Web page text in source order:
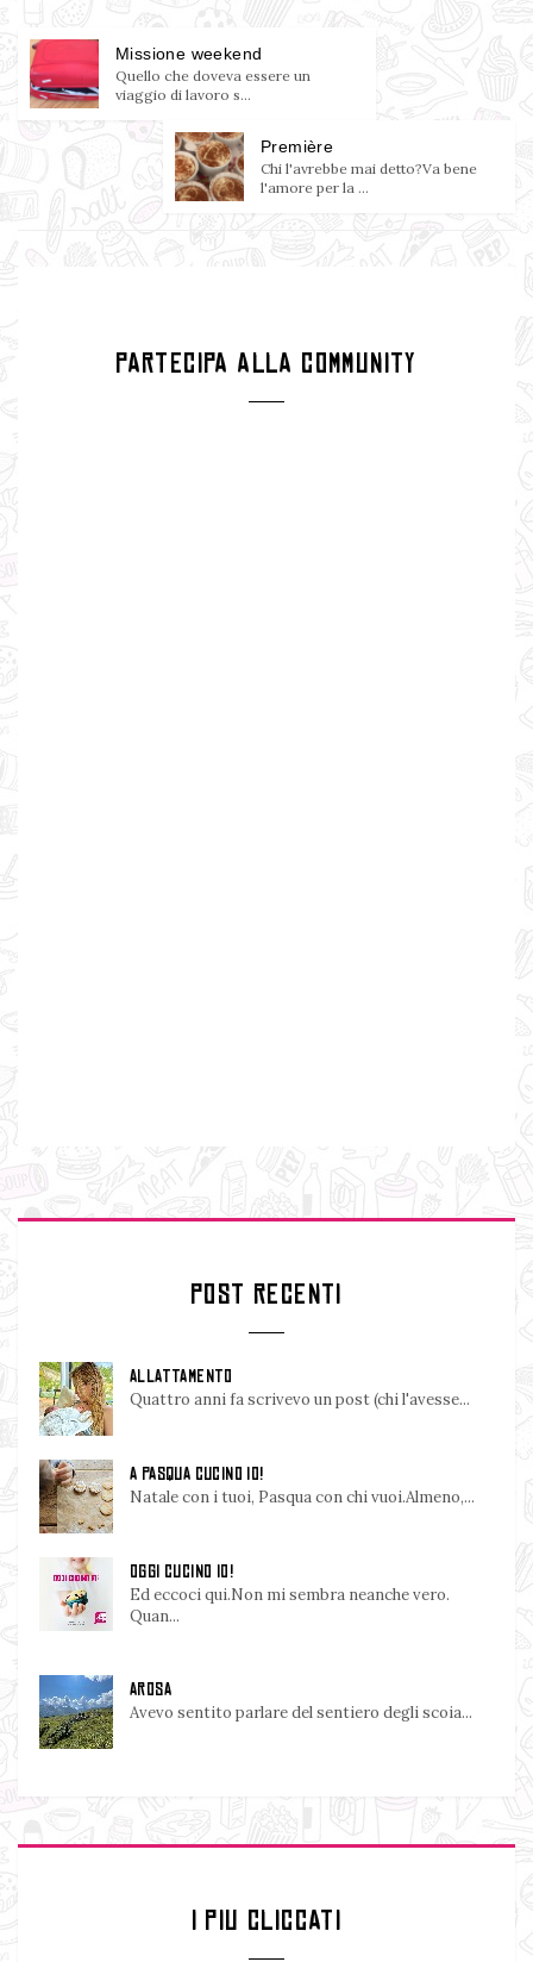
Missione weekend
Quello che doveva essere un
viaggio di lavoro s...
Première
Chi l'avrebbe mai detto?Va bene
l'amore per la ...
PARTECIPA ALLA COMMUNITY
POST RECENTI
ALLATTAMENTO
Quattro anni fa scrivevo un post (chi l'avesse...
A PASQUA CUCINO IO!
Natale con i tuoi, Pasqua con chi vuoi.Almeno,...
OGGI CUCINO IO!
Ed eccoci qui.Non mi sembra neanche vero.
Quan...
AROSA
Avevo sentito parlare del sentiero degli scoia...
I PIU CLICCATI